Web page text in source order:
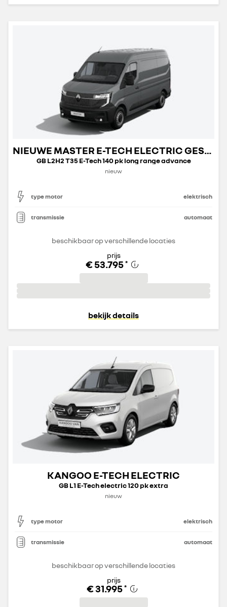
NIEUWE MASTER E-TECH ELECTRIC GESLOTEN TRANSPORT
GB L2H2 T35 E-Tech 140 pk long range advance
nieuw
type motor elektrisch
transmissie automaat
beschikbaar op verschillende locaties
prijs
€ 53.795 *
bekijk details
KANGOO E-TECH ELECTRIC
GB L1 E-Tech electric 120 pk extra
nieuw
type motor elektrisch
transmissie automaat
beschikbaar op verschillende locaties
prijs
€ 31.995 *